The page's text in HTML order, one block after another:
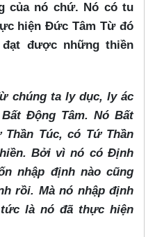
của nó chứ. Nó có tu
hiện Đức Tâm Từ đó
được những thiền
chúng ta ly dục, ly ác
Động Tâm. Nó Bất
Túc, có Tứ Thần
Bởi vì nó có Định
nhập định nào cũng
rồi. Mà nó nhập định
là nó đã thực hiện